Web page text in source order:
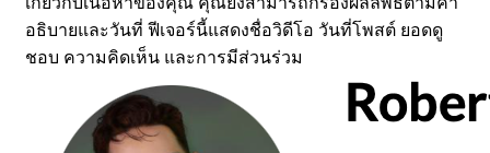
อธิบายและวันที่ ฟีเจอร์นี้แสดงชื่อวิดีโอ วันที่โพสต์ ยอดดู
ชอบ ความคิดเห็น และการมีส่วนร่วม